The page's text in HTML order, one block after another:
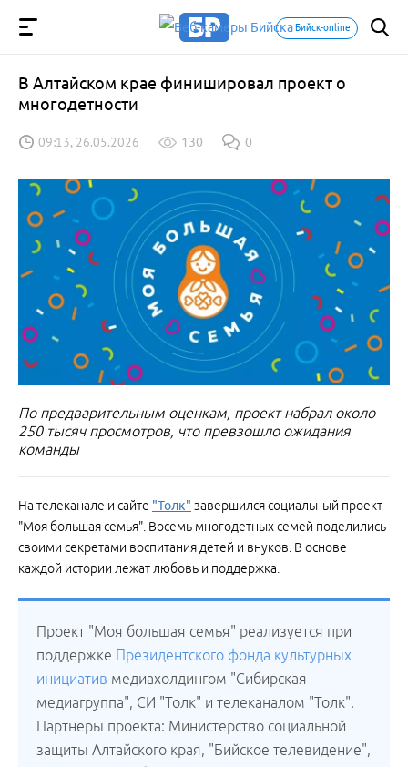
Бийск-online
В Алтайском крае финишировал проект о
многодетности
09:13, 26.05.2026 130 0
По предварительным оценкам, проект набрал около
250 тысяч просмотров, что превзошло ожидания
команды
На телеканале и сайте "Толк" завершился социальный проект
"Моя большая семья". Восемь многодетных семей поделились
своими секретами воспитания детей и внуков. В основе
каждой истории лежат любовь и поддержка.
Проект "Моя большая семья" реализуется при
поддержке Президентского фонда культурных
инициатив медиахолдингом "Сибирская
медиагруппа", СИ "Толк" и телеканалом "Толк".
Партнеры проекта: Министерство социальной
защиты Алтайского края, "Бийское телевидение",